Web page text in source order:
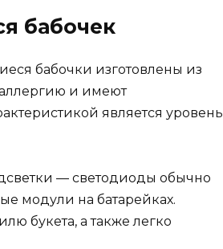
бабочек
бабочки изготовлены из
и имеют
является уровень
— светодиоды обычно
модули на батарейках.
букета, а также легко